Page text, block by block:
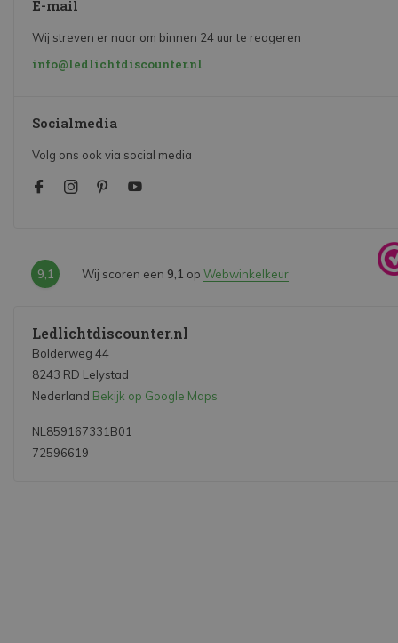
E-mail
Wij streven er naar om binnen 24 uur te reageren
info@ledlichtdiscounter.nl
Socialmedia
Volg ons ook via social media
9,1 Wij scoren een 9,1 op Webwinkelkeur
Ledlichtdiscounter.nl
Bolderweg 44
8243 RD Lelystad
Nederland Bekijk op Google Maps
NL859167331B01
72596619